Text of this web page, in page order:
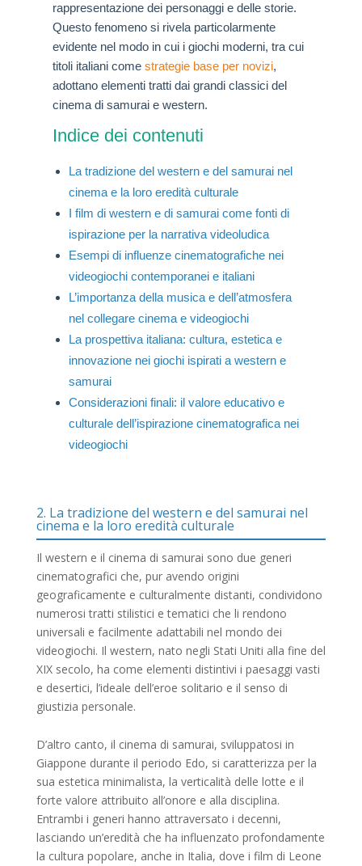
rappresentazione dei personaggi e delle storie.
Questo fenomeno si rivela particolarmente
evidente nel modo in cui i giochi moderni, tra cui
titoli italiani come strategie base per novizi,
adottano elementi tratti dai grandi classici del
cinema di samurai e western.
Indice dei contenuti
La tradizione del western e del samurai nel
cinema e la loro eredità culturale
I film di western e di samurai come fonti di
ispirazione per la narrativa videoludica
Esempi di influenze cinematografiche nei
videogiochi contemporanei e italiani
L’importanza della musica e dell’atmosfera
nel collegare cinema e videogiochi
La prospettiva italiana: cultura, estetica e
innovazione nei giochi ispirati a western e
samurai
Considerazioni finali: il valore educativo e
culturale dell’ispirazione cinematografica nei
videogiochi
2. La tradizione del western e del samurai nel
cinema e la loro eredità culturale
Il western e il cinema di samurai sono due generi
cinematografici che, pur avendo origini
geograficamente e culturalmente distanti, condividono
numerosi tratti stilistici e tematici che li rendono
universali e facilmente adattabili nel mondo dei
videogiochi. Il western, nato negli Stati Uniti alla fine del
XIX secolo, ha come elementi distintivi i paesaggi vasti
e desertici, l’ideale dell’eroe solitario e il senso di
giustizia personale.
D’altro canto, il cinema di samurai, sviluppatosi in
Giappone durante il periodo Edo, si caratterizza per la
sua estetica minimalista, la verticalità delle lotte e il
forte valore attribuito all’onore e alla disciplina.
Entrambi i generi hanno attraversato i decenni,
lasciando un’eredità che ha influenzato profondamente
la cultura popolare, anche in Italia, dove i film di Leone